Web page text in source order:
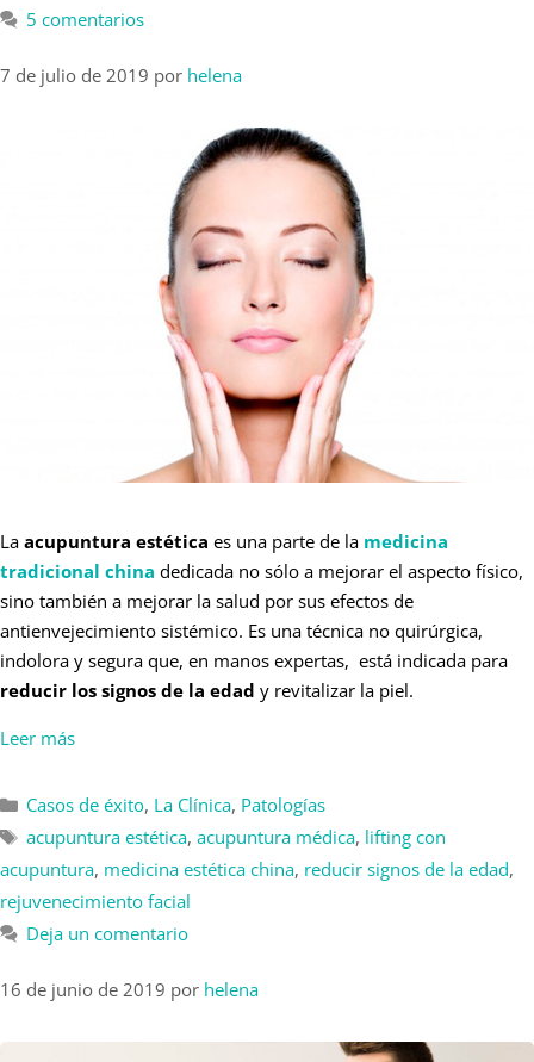
5 comentarios
7 de julio de 2019 por helena
La acupuntura estética es una parte de la medicina
tradicional china dedicada no sólo a mejorar el aspecto físico,
sino también a mejorar la salud por sus efectos de
antienvejecimiento sistémico. Es una técnica no quirúrgica,
indolora y segura que, en manos expertas, está indicada para
reducir los signos de la edad y revitalizar la piel.
Leer más
Casos de éxito, La Clínica, Patologías
acupuntura estética, acupuntura médica, lifting con
acupuntura, medicina estética china, reducir signos de la edad,
rejuvenecimiento facial
Deja un comentario
16 de junio de 2019 por helena